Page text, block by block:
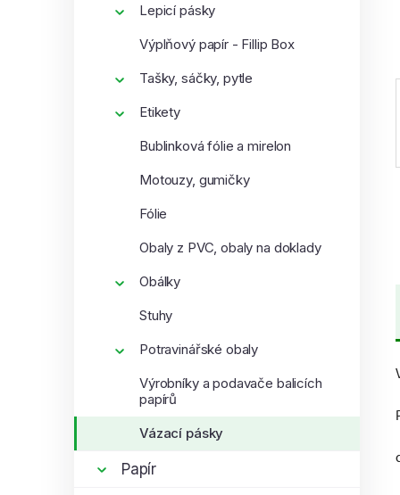
Lepicí pásky
Výplňový papír - Fillip Box
Tašky, sáčky, pytle
Etikety
Bublinková fólie a mirelon
Motouzy, gumičky
Fólie
Obaly z PVC, obaly na doklady
Obálky
Stuhy
Potravinářské obaly
Výrobníky a podavače balicích
papírů
Vázací pásky
Papír